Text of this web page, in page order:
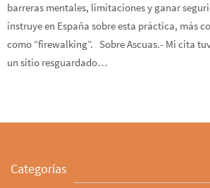
barreras mentales, limitaciones y ganar
instruye en España sobre esta práctica, más
como “firewalking”. Sobre Ascuas.- Mi cita
un sitio resguardado…
Categorías